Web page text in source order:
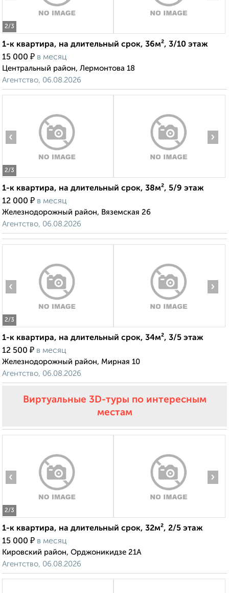
2/3
1-к квартира, на длительный срок, 36м², 3/10 этаж
15 000 ₽ в месяц
Центральный район, Лермонтова 18
Агентство, 06.08.2026
2/3
‹ ›
1-к квартира, на длительный срок, 38м², 5/9 этаж
12 000 ₽ в месяц
Железнодорожный район, Вяземская 26
Агентство, 06.08.2026
2/3
‹ ›
1-к квартира, на длительный срок, 34м², 3/5 этаж
12 500 ₽ в месяц
Железнодорожный район, Мирная 10
Агентство, 06.08.2026
Виртуальные 3D-туры по интересным
местам
2/3
‹ ›
1-к квартира, на длительный срок, 32м², 2/5 этаж
15 000 ₽ в месяц
Кировский район, Орджоникидзе 21А
Агентство, 06.08.2026